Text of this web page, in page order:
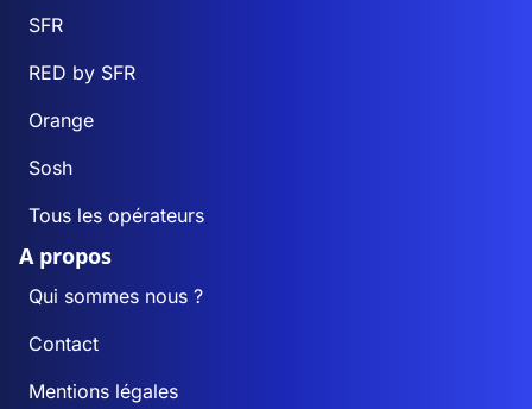
SFR
RED by SFR
Orange
Sosh
Tous les opérateurs
A propos
Qui sommes nous ?
Contact
Mentions légales